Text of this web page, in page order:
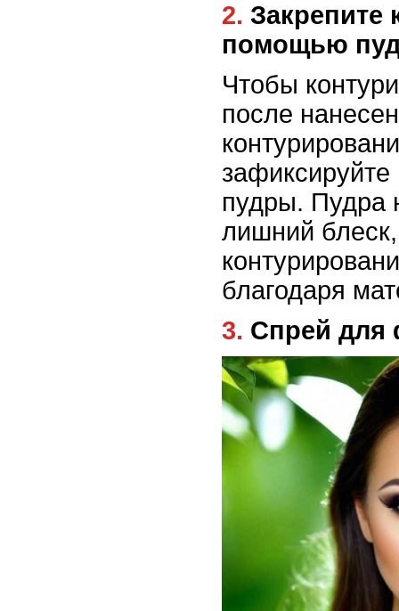
2. Закрепите контуринг с
помощью
Чтобы
после
пудры. Пудра
лишний
благодаря
3. Спрей